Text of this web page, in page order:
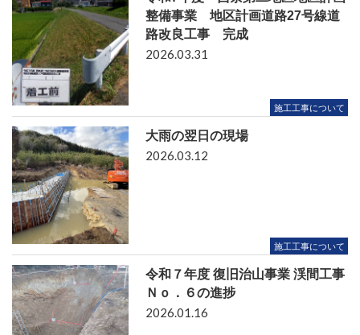
整備事業 地区計画道路27号線道
路改良工事 完成
施工工事について
2026.03.31
大雨の翌日の現場
施工工事について
2026.03.12
令和７年度 復旧治山事業 渓間工事
Ｎｏ．６の進捗
2026.01.16